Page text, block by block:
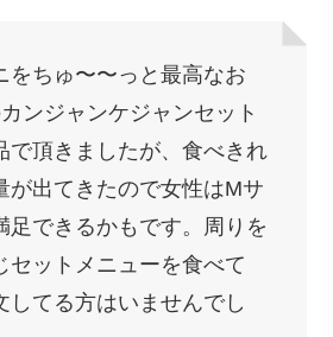
をちゅ〜〜っと最高なお
ンジャンケジャンセット
で頂きましたが、食べきれ
が出てきたので女性はMサ
足できるかもです。周りを
セットメニューを食べて
してる方はいませんでし